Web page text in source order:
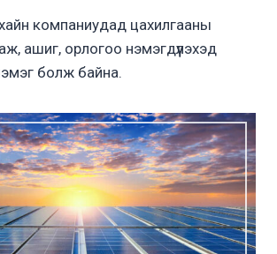
компаниудад цахилгааны
ашиг, орлогоо нэмэгдүүлэхэд
болж байна.